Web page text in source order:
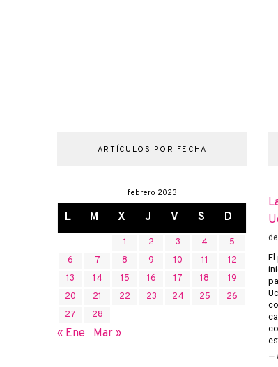
ARTÍCULOS POR FECHA
febrero 2023
L M X J V S D
1 2 3 4
5
6
7 8 9 10 11
12
13
14 15 16 17 18
19
20
21 22 23 24 25
26
27
28
« Ene Mar »
El